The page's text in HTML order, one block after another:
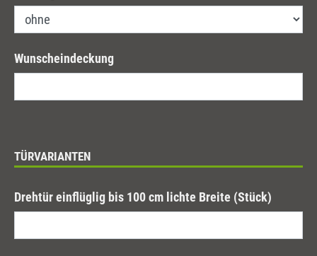
Wunscheindeckung
TÜRVARIANTEN
Drehtür einflüglig bis 100 cm lichte Breite (Stück)